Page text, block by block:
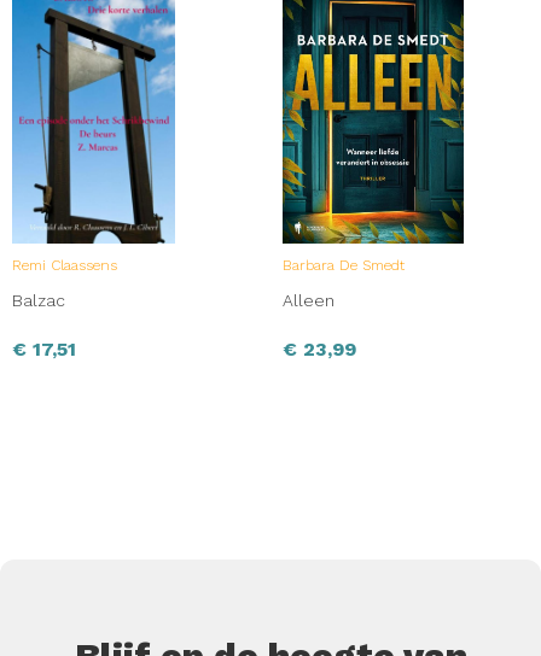
Remi Claassens
Balzac
€ 17,51
Barbara De Smedt
Alleen
€ 23,99